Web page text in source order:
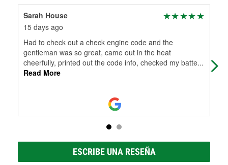
Sarah House
15 days ago
Had to check out a check engine code and the
gentleman was so great, came out in the heat
cheerfully, printed out the code info, checked my batte...
Read More
ESCRIBE UNA RESEÑA